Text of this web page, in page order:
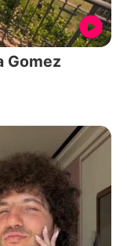
Gomez